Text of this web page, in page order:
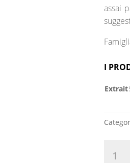
assai
I
Extrait